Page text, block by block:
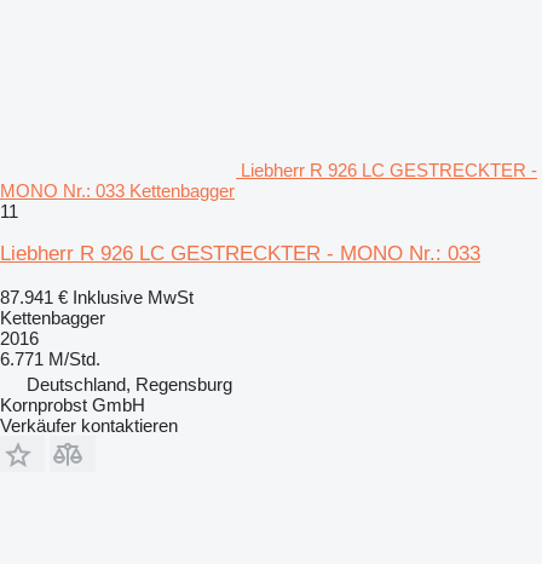
Liebherr R 926 LC GESTRECKTER -
MONO Nr.: 033 Kettenbagger
11
Liebherr R 926 LC GESTRECKTER - MONO Nr.: 033
87.941 € Inklusive MwSt
Kettenbagger
2016
6.771 M/Std.
Deutschland, Regensburg
Kornprobst GmbH
Verkäufer kontaktieren